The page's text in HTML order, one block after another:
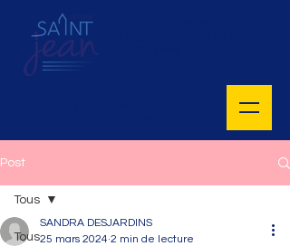
Post
Tous
Tous
SANDRA DESJARDINS
25 mars 2024 2 min de lecture